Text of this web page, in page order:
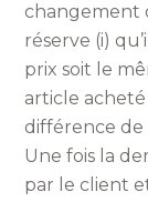
changement
réserve (i)
prix soit le
article
différence de
Une fois la
par le client